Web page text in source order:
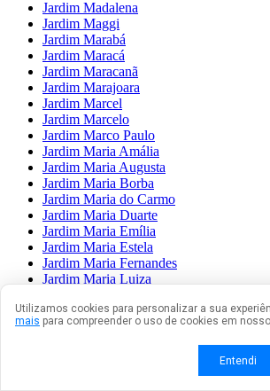
Jardim Madalena
Jardim Maggi
Jardim Marabá
Jardim Maracá
Jardim Maracanã
Jardim Marajoara
Jardim Marcel
Jardim Marcelo
Jardim Marco Paulo
Jardim Maria Amália
Jardim Maria Augusta
Jardim Maria Borba
Jardim Maria do Carmo
Jardim Maria Duarte
Jardim Maria Emília
Jardim Maria Estela
Jardim Maria Fernandes
Jardim Maria Luiza
Jardim Maria Rita
Jardim Maria Sampaio
Utilizamos cookies para personalizar a sua
mais para compreender o uso de cookies em
Entendi